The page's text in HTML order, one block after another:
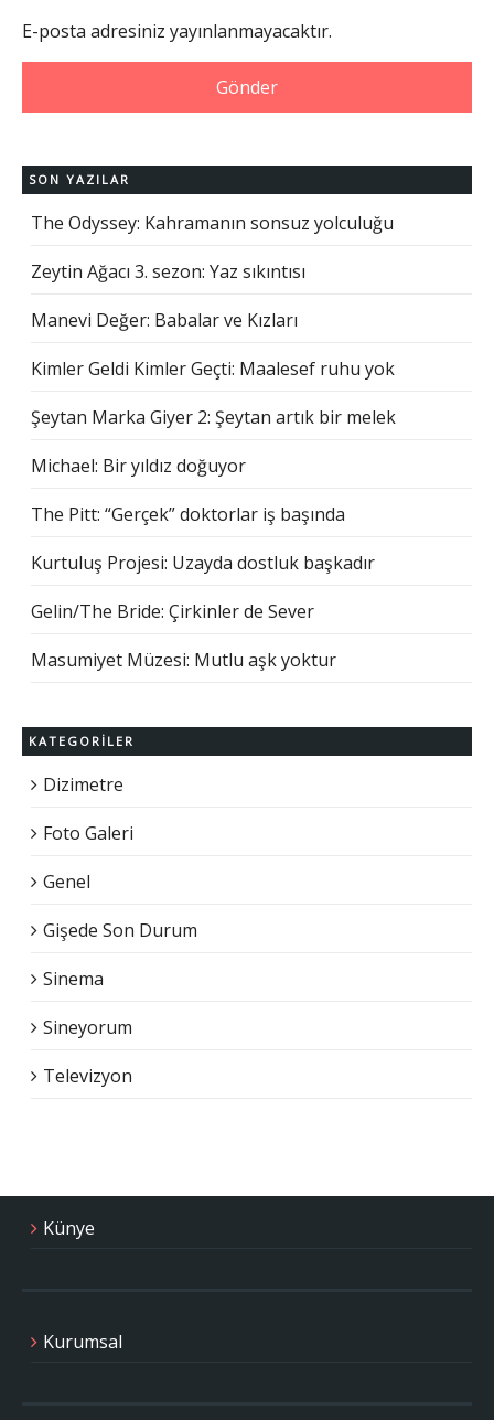
E-posta adresiniz yayınlanmayacaktır.
SON YAZILAR
The Odyssey: Kahramanın sonsuz yolculuğu
Zeytin Ağacı 3. sezon: Yaz sıkıntısı
Manevi Değer: Babalar ve Kızları
Kimler Geldi Kimler Geçti: Maalesef ruhu yok
Şeytan Marka Giyer 2: Şeytan artık bir melek
Michael: Bir yıldız doğuyor
The Pitt: “Gerçek” doktorlar iş başında
Kurtuluş Projesi: Uzayda dostluk başkadır
Gelin/The Bride: Çirkinler de Sever
Masumiyet Müzesi: Mutlu aşk yoktur
KATEGORILER
Dizimetre
Foto Galeri
Genel
Gişede Son Durum
Sinema
Sineyorum
Televizyon
Künye
Kurumsal